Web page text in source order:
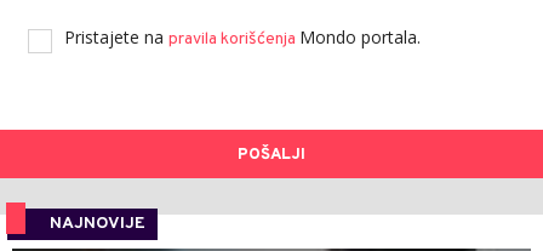
Pristajete na pravila korišćenja Mondo portala.
POŠALJI
NAJNOVIJE